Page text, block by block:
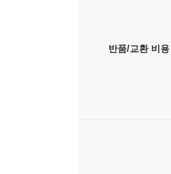
반품/교환 비용